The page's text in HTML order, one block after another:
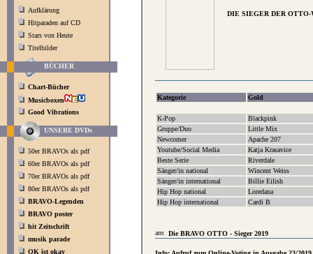
Aufklärung
Hitparaden auf CD
Stars von Heute
Titelbilder
BÜCHER
Chart-Bücher
Musicboxen
Good Vibrations
UNSERE DVDs
50er BRAVOs als pdf
60er BRAVOs als pdf
70er BRAVOs als pdf
80er BRAVOs als pdf
BRAVO-Legenden
BRAVO poster
hit Zeitschrift
musik parade
OK ist okay
DIE SIEGER DER OTTO-
Kategorie Gold
K-Pop
Blackpink
Gruppe/Duo
Little Mix
Newcomer
Apache 207
Youtube/Social Media
Katja Krasavice
Beste Serie
Riverdale
Sänger/in national
Wincent Weiss
Sänger/in international
Billie Eilish
Hip Hop national
Loredana
Hip Hop international
Cardi B
Die BRAVO OTTO - Sieger 2019